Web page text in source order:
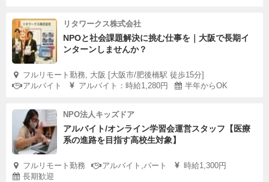
リタワークス株式会社
NPOと社会課題解決に挑む仕事を｜大阪で長期イ
ンターンしませんか？
フルリモート勤務, 大阪 [大阪市/肥後橋駅 徒歩15分]
アルバイト
アルバイト：時給1,280円 半年からOK
NPO法人キッズドア
アルバイト/オンライン学習会運営スタッフ【医療
系の進路を目指す高校生対象】
フルリモート勤務 アルバイト,パート
時給1,300円
長期歓迎